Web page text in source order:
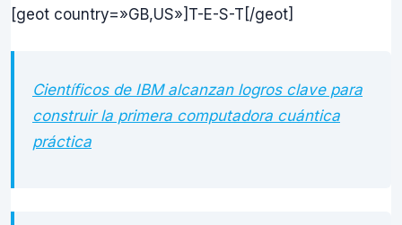
[geot country=»GB,US»]T-E-S-T[/geot]
Científicos de IBM alcanzan logros clave para
construir la primera computadora cuántica
práctica